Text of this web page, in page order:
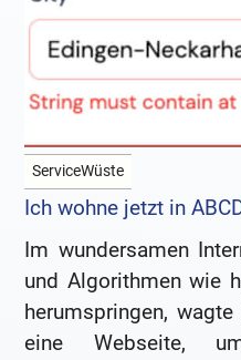
ServiceWüste
Ich wohne jetzt in
Im wundersamen
und Algorithmen wie
herumspringen,
eine Webseite,